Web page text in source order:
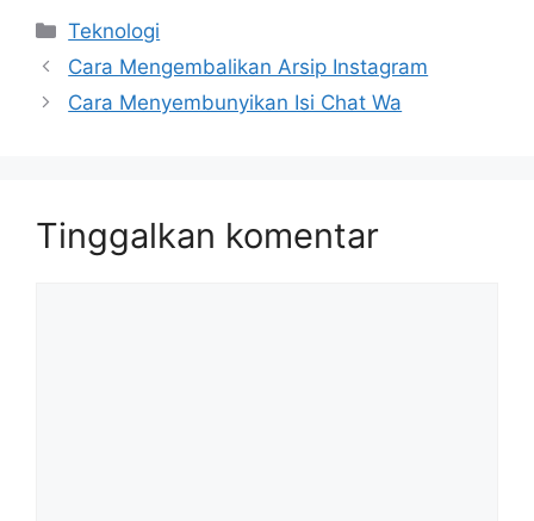
Kategori
Teknologi
Cara Mengembalikan Arsip Instagram
Cara Menyembunyikan Isi Chat Wa
Tinggalkan komentar